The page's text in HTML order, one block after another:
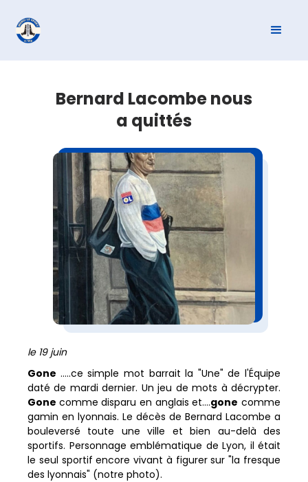
Bernard Lacombe nous
a quittés
le 19 juin
Gone .....ce simple mot barrait la "Une" de l'Équipe
daté de mardi dernier. Un jeu de mots à décrypter.
Gone comme disparu en anglais et....gone comme
gamin en lyonnais. Le décès de Bernard Lacombe a
bouleversé toute une ville et bien au-delà des
sportifs. Personnage emblématique de Lyon, il était
le seul sportif encore vivant à figurer sur "la fresque
des lyonnais" (notre photo).